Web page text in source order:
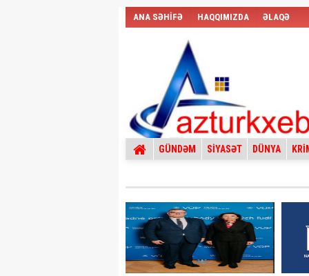
ANA SƏHİFƏ HAQQIMIZDA ƏLAQƏ
GÜNDƏM SİYASƏT DÜNYA